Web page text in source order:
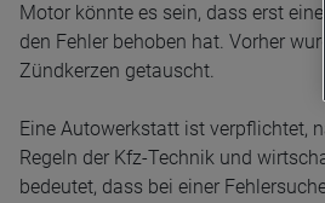
Motor könnte es sein, dass erst eine
den Fehler behoben hat. Vorher
Zündkerzen getauscht.
Eine Autowerkstatt ist verpflichtet,
Regeln der Kfz-Technik und
bedeutet, dass bei einer